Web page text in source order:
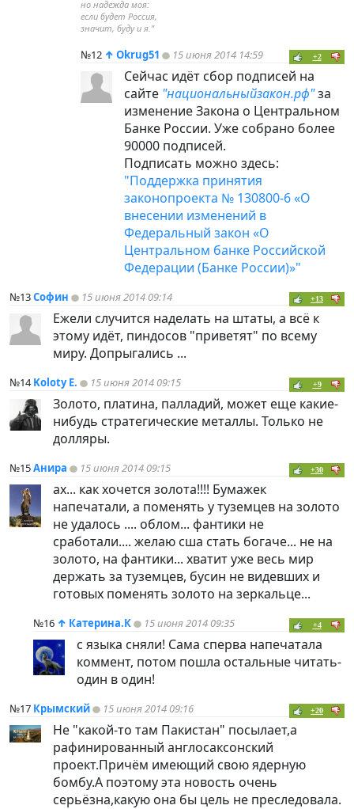
но надежда моя:
если будет Россия,
значит, буду и я."
№12 ↑ Okrug51 15 июня 2014 14:59 +2
Сейчас идёт сбор подписей на
сайте "национальныйзакон.рф"за
изменение Закона о Центральном
Банке России. Уже собрано более
90000 подписей.
Подписать можно здесь:
"Поддержка принятия
законопроекта № 130800-6 «О
внесении изменений в
Федеральный закон «О
Центральном банке Российской
Федерации (Банке России)»"
№13Софин 15 июня 2014 09:14 +13
Ежели случится наделать на штаты, а всё к
этому идёт, пиндосов "приветят" по всему
миру. Допрыгались ...
№14Koloty E. 15 июня 2014 09:15 +9
Золото, платина, палладий, может еще какие-
нибудь стратегические металлы. Только не
долляры.
№15Анира 15 июня 2014 09:15 +30
ах... как хочется золота!!!! Бумажек
напечатали, а поменять у туземцев на золото
не удалось .... облом... фантики не
сработали.... желаю сша стать богаче... не на
золото, на фантики... хватит уже весь мир
держать за туземцев, бусин не видевших и
готовых поменять золото на зеркальце...
№16 ↑ Катерина.К 15 июня 2014 09:35 +4
с языка сняли! Сама сперва напечатала
коммент, потом пошла остальные читать-
один в один!
№17 Крымский 15 июня 2014 09:16 +20
Не "какой-то там Пакистан" посылает,а
рафинированный англосаксонский
проект.Причём имеющий свою ядерную
бомбу.А поэтому эта новость очень
серьёзна,какую она бы цель не преследовала.